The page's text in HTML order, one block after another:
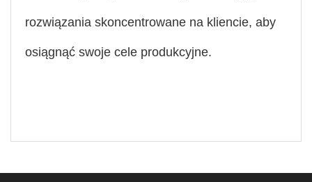
rozwiązania skoncentrowane na kliencie, aby
osiągnąć swoje cele produkcyjne.